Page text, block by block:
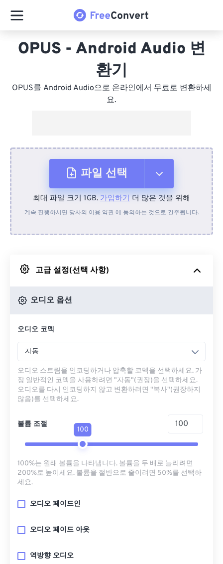
OPUS - Android Audio 변
환기
OPUS를 Android Audio으로 온라인에서 무료로 변환하세
요.
파일 선택
장치에서
Google 드라이브에서
최대 파일 크기 1GB. 가입하기 더 많은 것을 위해
계속 진행하시면 당사의 이용 약관에 동의하는 것으로 간주됩니다.
고급 설정(선택 사항)
오디오 옵션
오디오 코덱
자동
오디오 스트림을 인코딩하거나 압축할 코덱을 선택하세요. 가
장 일반적인 코덱을 사용하려면 "자동"(권장)을 선택하세요.
오디오를 다시 인코딩하지 않고 변환하려면 "복사"(권장하지
않음)를 선택하세요.
볼륨 조절
100
100%는 원래 볼륨을 나타냅니다. 볼륨을 두 배로 늘리려면
200%로 높이세요. 볼륨을 절반으로 줄이려면 50%를 선택하
세요.
오디오 페이드인
오디오 페이드 아웃
역방향 오디오